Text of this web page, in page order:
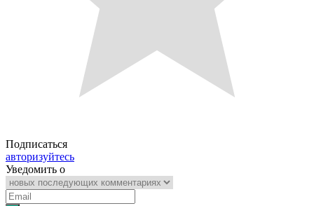
Подписаться
авторизуйтесь
Уведомить о